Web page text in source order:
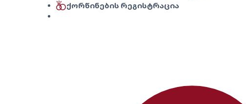
ქორწინების რეგისტრაცია